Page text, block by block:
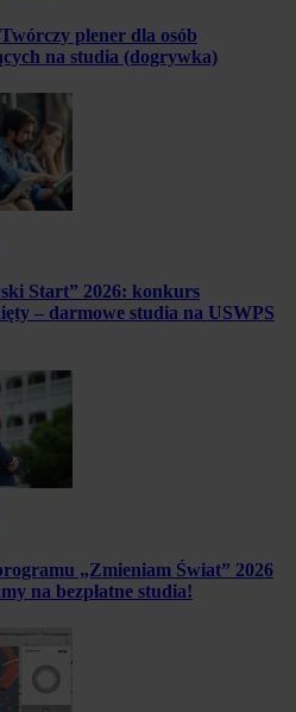
plener dla osób
na studia (dogrywka)
Start” 2026: konkurs
– darmowe studia na USWPS
„Zmieniam Świat” 2026
na bezpłatne studia!